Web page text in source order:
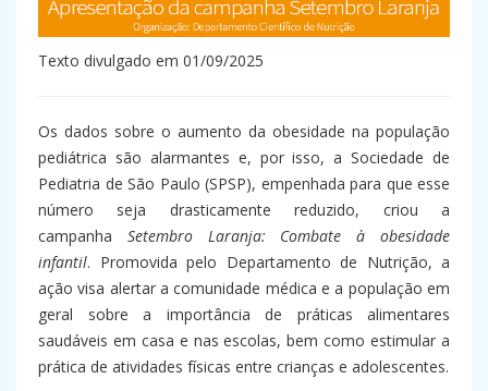
Texto divulgado em 01/09/2025
Os dados sobre o aumento da obesidade na população
pediátrica são alarmantes e, por isso, a Sociedade de
Pediatria de São Paulo (SPSP), empenhada para que esse
número seja drasticamente reduzido, criou a
campanha Setembro Laranja: Combate à obesidade
infantil. Promovida pelo Departamento de Nutrição, a
ação visa alertar a comunidade médica e a população em
geral sobre a importância de práticas alimentares
saudáveis em casa e nas escolas, bem como estimular a
prática de atividades físicas entre crianças e adolescentes.